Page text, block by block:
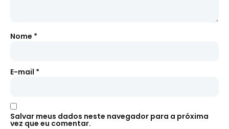
Nome *
E-mail *
Salvar meus dados neste navegador para a próxima
vez que eu comentar.